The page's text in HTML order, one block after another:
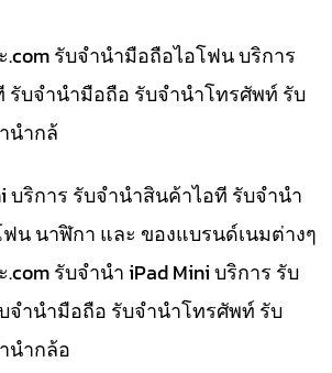
รับจำนำมือถือไอโฟน บริการ
รับจำนำมือถือ รับจำนำโทรศัพท์ รับ
นำกล้
บริการ รับจำนำสินค้าไอที รับจำนำ
น นาฬิกา และ ของแบรนด์เนมต่างๆ
รับจำนำ iPad Mini บริการ รับ
จำนำมือถือ รับจำนำโทรศัพท์ รับ
นำกล้อ